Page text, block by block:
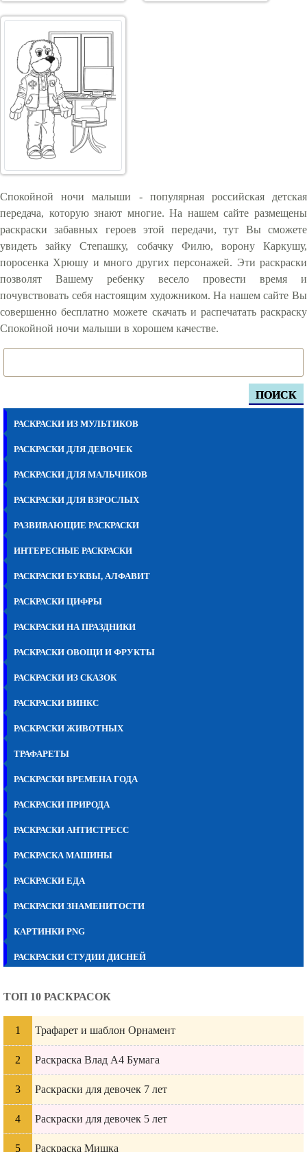
ПОИСК
РАСКРАСКИ ИЗ МУЛЬТИКОВ
РАСКРАСКИ ДЛЯ ДЕВОЧЕК
РАСКРАСКИ ДЛЯ МАЛЬЧИКОВ
РАСКРАСКИ ДЛЯ ВЗРОСЛЫХ
РАЗВИВАЮЩИЕ РАСКРАСКИ
ИНТЕРЕСНЫЕ РАСКРАСКИ
РАСКРАСКИ БУКВЫ, АЛФАВИТ
РАСКРАСКИ ЦИФРЫ
РАСКРАСКИ НА ПРАЗДНИКИ
РАСКРАСКИ ОВОЩИ И ФРУКТЫ
РАСКРАСКИ ИЗ СКАЗОК
РАСКРАСКИ ВИНКС
РАСКРАСКИ ЖИВОТНЫХ
ТРАФАРЕТЫ
РАСКРАСКИ ВРЕМЕНА ГОДА
РАСКРАСКИ ПРИРОДА
РАСКРАСКИ АНТИСТРЕСС
РАСКРАСКА МАШИНЫ
РАСКРАСКИ ЕДА
РАСКРАСКИ ЗНАМЕНИТОСТИ
КАРТИНКИ PNG
РАСКРАСКИ СТУДИИ ДИСНЕЙ
ТОП 10 РАСКРАСОК
Трафарет и шаблон Орнамент
Раскраска Влад А4 Бумага
Раскраски для девочек 7 лет
Раскраски для девочек 5 лет
Раскраска Мишка
Спокойной ночи малыши - популярная российская детская
передача, которую знают многие. На нашем сайте размещены
раскраски забавных героев этой передачи, тут Вы сможете
увидеть зайку Степашку, собачку Филю, ворону Каркушу,
поросенка Хрюшу и много других персонажей. Эти раскраски
позволят Вашему ребенку весело провести время и
почувствовать себя настоящим художником. На нашем сайте Вы
совершенно бесплатно можете скачать и распечатать раскраску
Спокойной ночи малыши в хорошем качестве.